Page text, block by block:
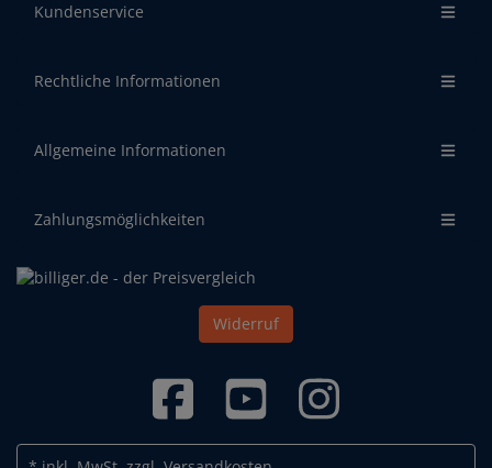
Kundenservice
Rechtliche Informationen
Allgemeine Informationen
Zahlungsmöglichkeiten
Widerruf